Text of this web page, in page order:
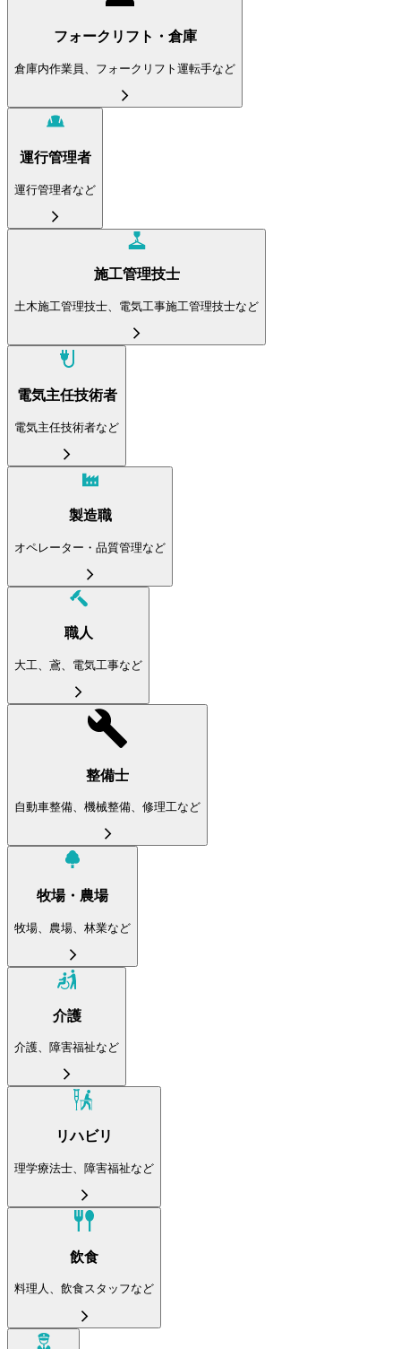
フォークリフト・倉庫
倉庫内作業員、フォークリフト運転手など
運行管理者
運行管理者など
施工管理技士
土木施工管理技士、電気工事施工管理技士など
電気主任技術者
電気主任技術者など
製造職
オペレーター・品質管理など
職人
大工、鳶、電気工事など
整備士
自動車整備、機械整備、修理工など
牧場・農場
牧場、農場、林業など
介護
介護、障害福祉など
リハビリ
理学療法士、障害福祉など
飲食
料理人、飲食スタッフなど